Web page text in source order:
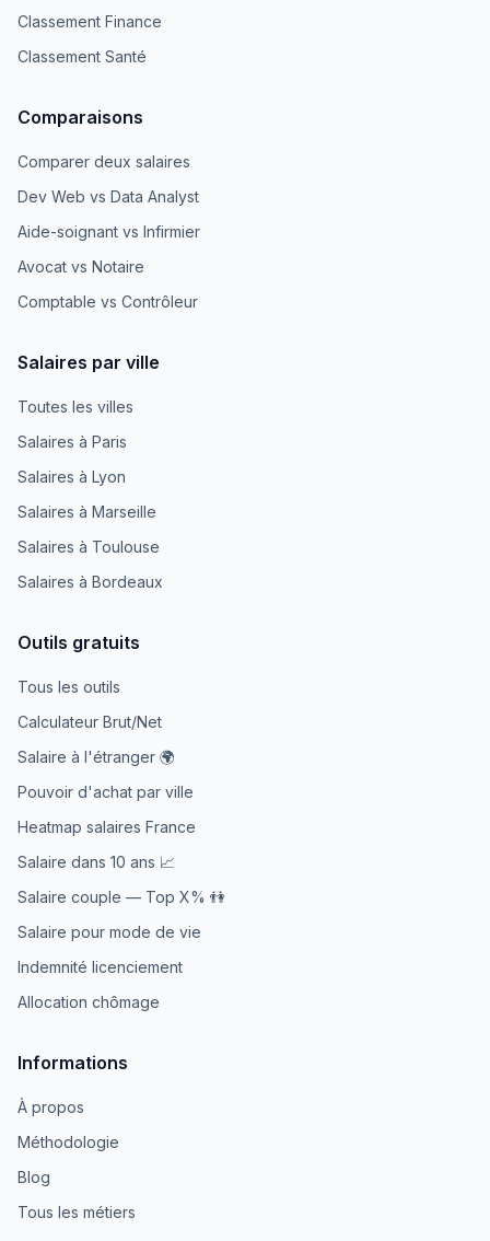
Classement Finance
Classement Santé
Comparaisons
Comparer deux salaires
Dev Web vs Data Analyst
Aide-soignant vs Infirmier
Avocat vs Notaire
Comptable vs Contrôleur
Salaires par ville
Toutes les villes
Salaires à Paris
Salaires à Lyon
Salaires à Marseille
Salaires à Toulouse
Salaires à Bordeaux
Outils gratuits
Tous les outils
Calculateur Brut/Net
Salaire à l'étranger 🌍
Pouvoir d'achat par ville
Heatmap salaires France
Salaire dans 10 ans 📈
Salaire couple — Top X% 👫
Salaire pour mode de vie
Indemnité licenciement
Allocation chômage
Informations
À propos
Méthodologie
Blog
Tous les métiers